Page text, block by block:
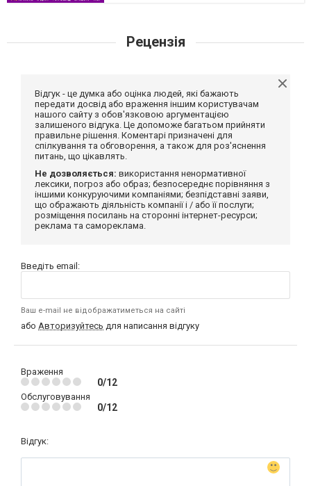
Рецензія
Відгук - це думка або оцінка людей, які бажають
передати досвід або враження іншим користувачам
нашого сайту з обов'язковою аргументацією
залишеного відгука. Це допоможе багатьом прийняти
правильне рішення. Коментарі призначені для
спілкування та обговорення, а також для роз'яснення
питань, що цікавлять.
Не дозволяється: використання ненормативної
лексики, погроз або образ; безпосереднє порівняння з
іншими конкуруючими компаніями; безпідставні заяви,
що ображають діяльність компанії і / або її послуги;
розміщення посилань на сторонні інтернет-ресурси;
реклама та самореклама.
Введіть email:
Ваш e-mail не відображатиметься на сайті
або Авторизуйтесь для написання відгуку
Враження
0/12
Обслуговування
0/12
Відгук: